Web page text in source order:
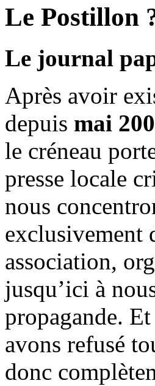
Le Postillon
Le journal
Après avoir
depuis mai
le créneau
presse locale
nous
exclusivement
association,
jusqu’ici à
propagande.
avons refusé
donc